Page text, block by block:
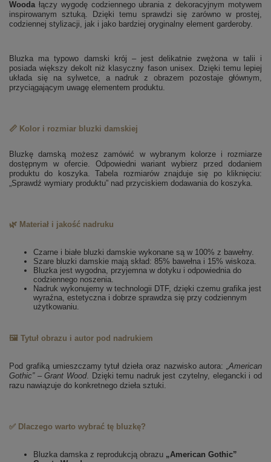
Woodałączy wygodę codziennego ubrania z dekoracyjnym motywem
inspirowanym sztuką. Dzięki temu sprawdzi się zarówno w prostej,
codziennej stylizacji, jak i jako bardziej oryginalny element garderoby.
Bluzka ma typowo damski krój – jest delikatnie zwężona w talii i
posiada większy dekolt niż klasyczny fason unisex. Dzięki temu lepiej
układa się na sylwetce, a nadruk z obrazem pozostaje głównym,
przyciągającym uwagę elementem produktu.
📏 Kolor i rozmiar bluzki damskiej
Bluzkę damską możesz zamówić w wybranym kolorze i rozmiarze
dostępnym w ofercie. Odpowiedni wariant wybierz przed dodaniem
produktu do koszyka. Tabela rozmiarów znajduje się po kliknięciu:
„Sprawdź wymiary produktu” nad przyciskiem dodawania do koszyka.
🌿 Materiał i jakość nadruku
Czarne i białe bluzki damskie wykonane są w 100% z bawełny.
Szare bluzki damskie mają skład: 85% bawełna i 15% wiskoza.
Bluzka jest wygodna, przyjemna w dotyku i odpowiednia do
codziennego noszenia.
Nadruk wykonujemy w technologii DTF, dzięki czemu grafika jest
wyraźna, estetyczna i dobrze sprawdza się przy codziennym
użytkowaniu.
🖼️ Tytuł obrazu i autor pod nadrukiem
Pod grafiką umieszczamy tytuł dzieła oraz nazwisko autora: „American
Gothic” – Grant Wood. Dzięki temu nadruk jest czytelny, elegancki i od
razu nawiązuje do konkretnego dzieła sztuki.
✅ Dlaczego warto wybrać tę bluzkę?
Bluzka damska z reprodukcją obrazu „American Gothic”